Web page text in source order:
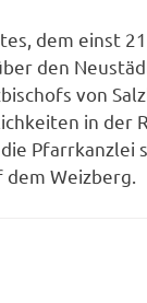
dem einst
den
von
in der
Pfarrkanzlei
Weizberg.